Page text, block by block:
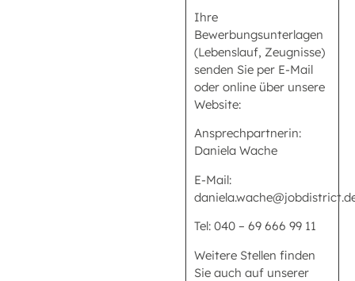
Ihre
Bewerbungsunterlagen
(Lebenslauf, Zeugnisse)
senden Sie per E-Mail
oder online über unsere
Website:
Ansprechpartnerin:
Daniela Wache
E-Mail:
Tel: 040 – 69 666 99 11
Weitere Stellen finden
Sie auch auf unserer